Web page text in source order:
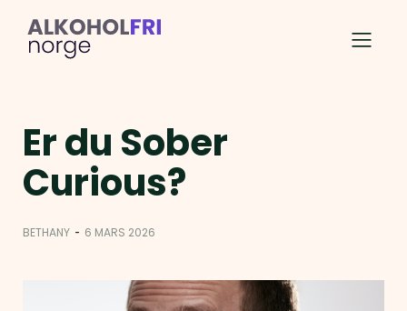
Er du Sober
Curious?
BETHANY - 6 MARS 2026